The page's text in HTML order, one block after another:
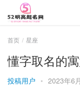
首页 星座
懂字取名的
投稿用户 • 2023年6